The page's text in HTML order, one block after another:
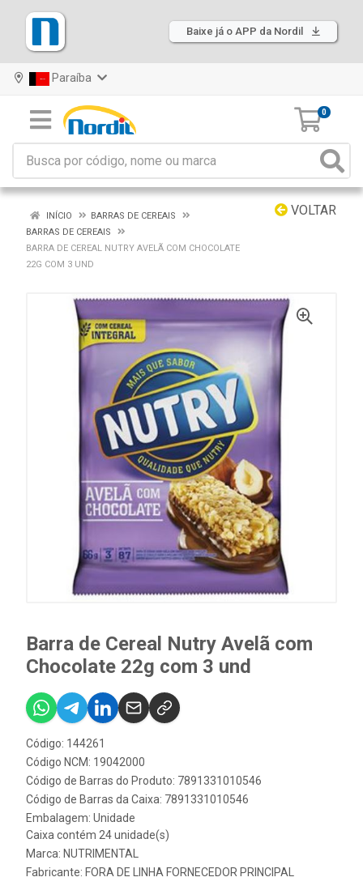
Baixe já o APP da Nordil
Paraíba
0
VOLTAR
INÍCIO
BARRAS DE CEREAIS
BARRAS DE CEREAIS
BARRA DE CEREAL NUTRY AVELÃ COM CHOCOLATE
22G COM 3 UND
Barra de Cereal Nutry Avelã com
Chocolate 22g com 3 und
Código: 144261
Código NCM: 19042000
Código de Barras do Produto: 7891331010546
Código de Barras da Caixa: 7891331010546
Embalagem: Unidade
Caixa contém 24 unidade(s)
Marca: NUTRIMENTAL
Fabricante: FORA DE LINHA FORNECEDOR PRINCIPAL